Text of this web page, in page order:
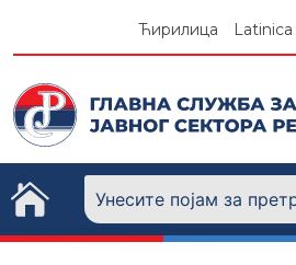
Ћирилица Latinica